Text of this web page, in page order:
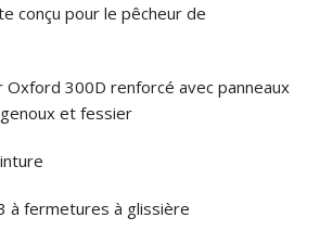
conçu pour le pêcheur de
Oxford 300D renforcé avec panneaux
et fessier
à fermetures à glissière